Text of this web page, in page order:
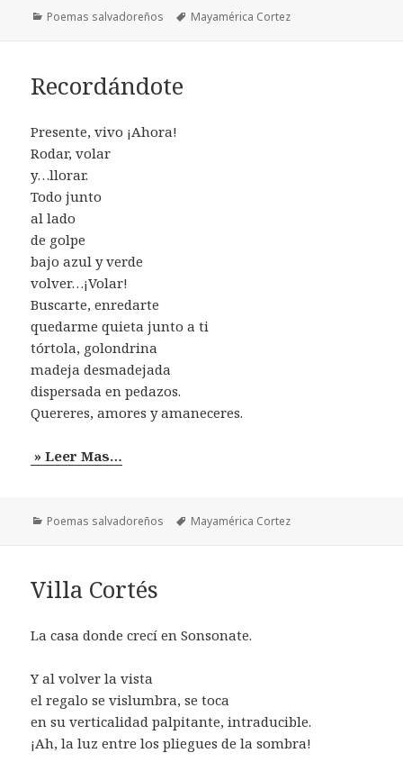
Categorías
Poemas salvadoreños Etiquetas
Mayamérica Cortez
Recordándote
Presente, vivo ¡Ahora!
Rodar, volar
y…llorar.
Todo junto
al lado
de golpe
bajo azul y verde
volver…¡Volar!
Buscarte, enredarte
quedarme quieta junto a ti
tórtola, golondrina
madeja desmadejada
dispersada en pedazos.
Quereres, amores y amaneceres.
» Leer Mas…
Categorías
Poemas salvadoreños Etiquetas
Mayamérica Cortez
Villa Cortés
La casa donde crecí en Sonsonate.
Y al volver la vista
el regalo se vislumbra, se toca
en su verticalidad palpitante, intraducible.
¡Ah, la luz entre los pliegues de la sombra!